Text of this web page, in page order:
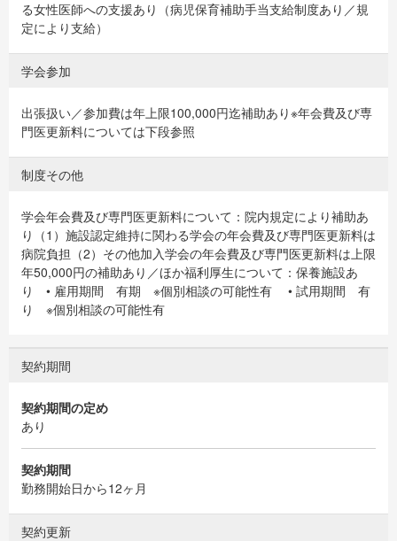
る女性医師への支援あり（病児保育補助手当支給制度あり／規
定により支給）
学会参加
出張扱い／参加費は年上限100,000円迄補助あり※年会費及び専
門医更新料については下段参照
制度その他
学会年会費及び専門医更新料について：院内規定により補助あ
り（1）施設認定維持に関わる学会の年会費及び専門医更新料は
病院負担（2）その他加入学会の年会費及び専門医更新料は上限
年50,000円の補助あり／ほか福利厚生について：保養施設あ
り • 雇用期間 有期 ※個別相談の可能性有 • 試用期間 有
り ※個別相談の可能性有
契約期間
契約期間の定め
あり
契約期間
勤務開始日から12ヶ月
契約更新